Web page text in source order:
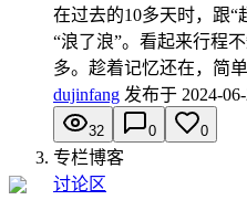
在过去的10多天时，跟“
“浪了浪”。看起来行程
多。趁着记忆还在，简
dujinfang 发布于 2024-
32 0 0
专栏博客
讨论区